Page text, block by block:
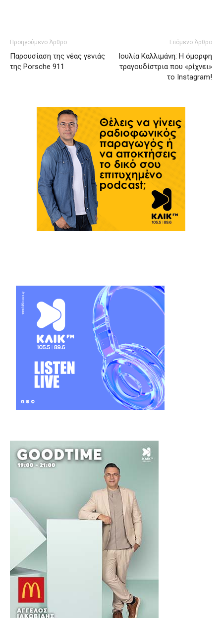
Προηγούμενο Άρθρο
Παρουσίαση της νέας γενιάς
της Porsche 911
Επόμενο Άρθρο
Ιουλία Καλλιμάνη: Η όμορφη
τραγουδίστρια που «ρίχνει»
το Instagram!